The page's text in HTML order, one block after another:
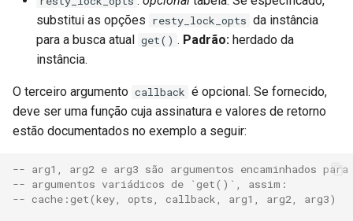
substitui as opções resty_lock_opts da instância
para a busca atual get() . Padrão: herdado da
instância.
O terceiro argumento callback é opcional. Se fornecido,
deve ser uma função cuja assinatura e valores de retorno
estão documentados no exemplo a seguir:
-- arg1, arg2 e arg3 são argumentos encaminhados
-- argumentos variádicos de `get()`, assim:
-- cache:get(key, opts, callback, arg1, arg2, arg3)